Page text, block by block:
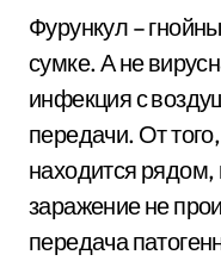
Фурункул –
сумке. А не
инфекция с
передачи. От
находится
заражение не
передача